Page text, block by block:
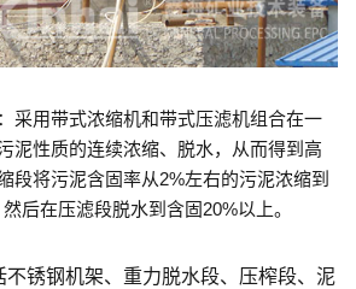
采用带式浓缩机和带式压滤机组合在一
泥性质的连续浓缩、脱水，从而得到高
段将污泥含固率从2%左右的污泥浓缩到
后在压滤段脱水到含固20%以上。
不锈钢机架、重力脱水段、压榨段、泥